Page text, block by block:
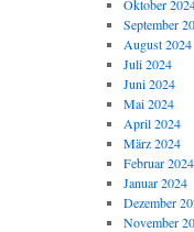
Oktober
September
August 2024
Juli 2024
Juni 2024
Mai 2024
April 2024
März 2024
Februar 2024
Januar 2024
Dezember
November